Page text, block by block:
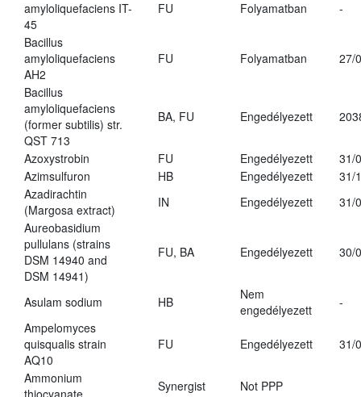
amyloliquefaciens IT-
45
FU Folyamatban -
Bacillus
amyloliquefaciens
AH2
FU Folyamatban 27/
Bacillus
amyloliquefaciens
(former subtilis) str.
QST 713
BA, FU Engedélyezett
Azoxystrobin FU Engedélyezett
31/
Azimsulfuron
HB Engedélyezett
31/
Azadirachtin
(Margosa extract)
IN Engedélyezett
31/
Aureobasidium
pullulans (strains
DSM 14940 and
DSM 14941)
FU, BA Engedélyezett 30/
Asulam sodium HB
Nem
engedélyezett
-
Ampelomyces
quisqualis strain
AQ10
FU Engedélyezett 31/
Ammonium
Synergist Not PPP